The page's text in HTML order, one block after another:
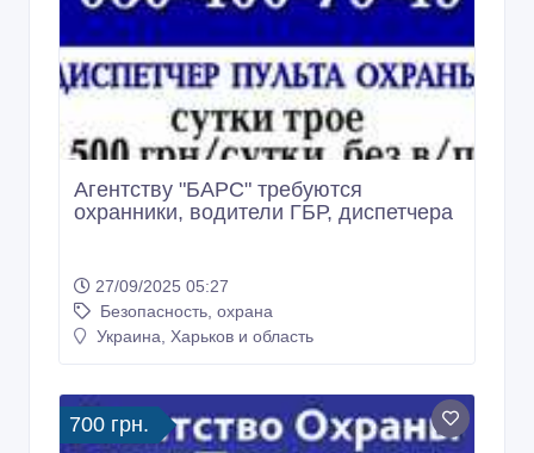
Агентству "БАРС" требуются
охранники, водители ГБР, диспетчера
27/09/2025 05:27
Безопасность, охрана
Украина, Харьков и область
700 грн.